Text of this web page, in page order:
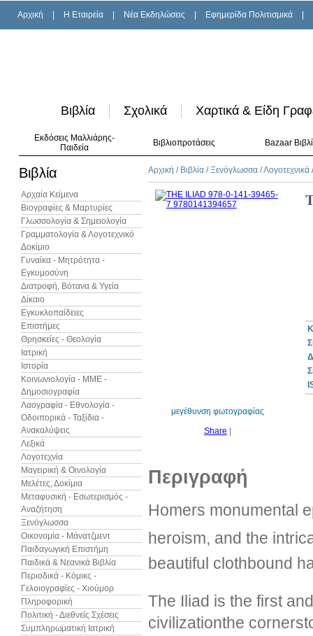
Αρχική H Εταιρεία Νέα Εκδηλώσεις Εφημερίδα Πολιτισμικά
Βιβλία Σχολικά Χαρτικά & Είδη
Εκδόσεις Μαλλιάρης-
Παιδεία
Βιβλιοπροτάσεις Bazaar
Βιβλία
Αρχαία Κείμενα
Βιογραφίες & Μαρτυρίες
Γλωσσολογία & Σημειολογία
Γραμματολογία & Λογοτεχνικό
Δοκίμιο
Γυναίκα - Μητρότητα -
Εγκυμοσύνη
Διατροφή, Βότανα & Υγεία
Δίκαιο
Εγκυκλοπαίδειες
Επιστήμες
Θρησκείες - Θεολογία
Ιατρική
Ιστορία
Κοινωνιολογία - ΜΜΕ -
Δημοσιογραφία
Λαογραφία - Εθνολογία -
Οδοιπορικά - Ταξίδια -
Ανακαλύψεις
Λεξικά
Λογοτεχνία
Μαγειρική & Οινολογία
Μελέτες, Δοκίμια
Μεταφυσική - Εσωτερισμός -
Αναζήτηση
Ξενόγλωσσα
Οικονομία - Μάνατζμεντ
Παιδαγωγική Επιστήμη
Παιδικά & Νεανικά Βιβλία
Περιοδικά - Κόμικς -
Γελοιογραφίες - Χιούμορ
Πληροφορική
Πολιτική - Διεθνείς Σχέσεις
Συμπληρωματική Ιατρική
Αρχική / Βιβλία /Ξενόγλωσσα /Λογοτεχνικά
μεγέθυνση φωτογραφίας
Share
Περιγραφή
Homers monumental
heroism, and the
beautiful clothbound
The Iliad is the first
civilizationthe